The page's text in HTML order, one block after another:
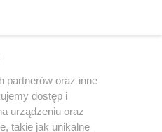
partnerów oraz inne
dostęp i
urządzeniu oraz
takie jak unikalne